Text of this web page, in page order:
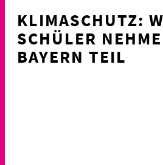
KLIMASCHUTZ:
SCHÜLER
BAYERN TEIL